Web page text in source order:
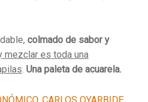
colmado de sabor y
mezclar es toda una
Una paleta de acuarela.